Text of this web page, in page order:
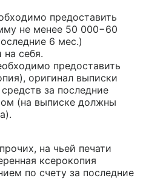
предоставить
не менее 50 000−60
6 мес.)
себя.
предоставить
оригинал выписки
за последние
(на выписке должны
на чьей печати
ксерокопия
по счету за последние